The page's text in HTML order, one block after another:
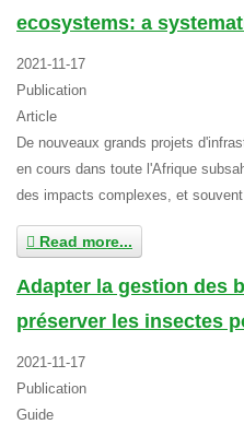
ecosystems: a
2021-11-17
Publication
Article
De nouveaux grands projets
en cours dans toute l'Afrique
des impacts complexes, et
Read more...
Adapter la gestion des
préserver les insectes
2021-11-17
Publication
Guide